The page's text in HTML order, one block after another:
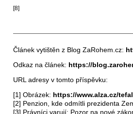
[8]
Článek vytištěn z Blog ZaRohem.cz:
Odkaz na článek: https://
URL adresy v tomto příspěvku:
[1] Obrázek: https://www.alza.cz/
[2] Penzion, kde odmítli prezidenta
[3] Právníci varují: Pozor na nové